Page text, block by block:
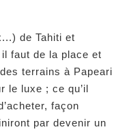
de Tahiti et
faut de la place et
terrains à Papeari
le luxe ; ce qu’il
façon
par devenir un